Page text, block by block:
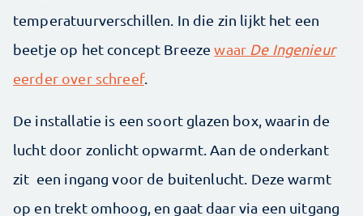
temperatuurverschillen. In die zin lijkt het een
beetje op het concept Breezewaar De Ingenieur
eerder over schreef.
De installatie is een soort glazen box, waarin de
lucht door zonlicht opwarmt. Aan de onderkant
zit een ingang voor de buitenlucht. Deze warmt
op en trekt omhoog, en gaat daar via een uitgang